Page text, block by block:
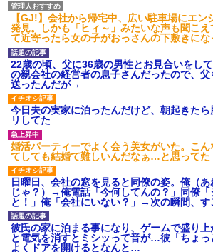
【GJ!】会社から帰宅中、広い駐車場にエン
発見。しかも「ヒィ～」みたいな声も聞こ
て近寄ったら女の子がおっさんの下敷きにな
22歳の頃、父に36歳の男性とお見合いをし
の親会社の経営者の息子さんだったので、
送ったんだが→
今日夫の実家に泊ったんだけど、朝起きた
リしてた
婚活パーティーでよく会う美女がいた。こ
てしても結婚て難しいんだなぁ…と思ってた
日曜日、会社の窓を見ると同僚の姿。俺（
じゃ？）→俺電話「今何してんの？」同僚「
と！」俺「会社にいない？」→次の瞬間、す
彼氏の家に泊まる事になり、ゲームで盛り上
と電気を消すとミシッって音が…彼「ちょ
よくドアを開けるとなんと…